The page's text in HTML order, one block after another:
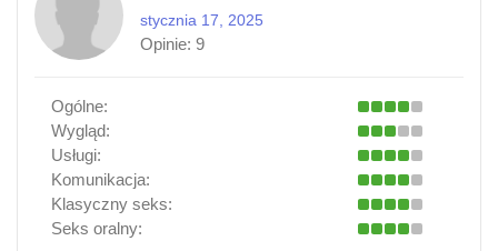
stycznia 17, 2025
Opinie: 9
Ogólne:
Wygląd:
Usługi:
Komunikacja:
Klasyczny seks:
Seks oralny: